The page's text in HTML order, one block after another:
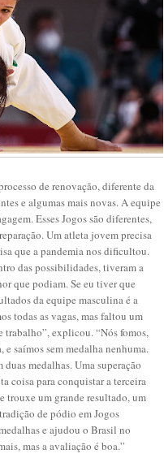
de renovação, diferente da
e algumas mais novas. A equipe
Esses Jogos são diferentes,
Um atleta jovem precisa
que a pandemia nos dificultou.
das possibilidades, tiveram a
que podiam. Se eu tiver que
da equipe masculina é a
todas as vagas, mas faltou um
trabalho”, explicou. “Nós fomos,
saímos sem medalha nenhuma.
medalhas. Uma superação
coisa para conquistar a terceira
trouxe um grande resultado, um
de pódio em Jogos
e ajudou o Brasil no
mas a avaliação é boa.”